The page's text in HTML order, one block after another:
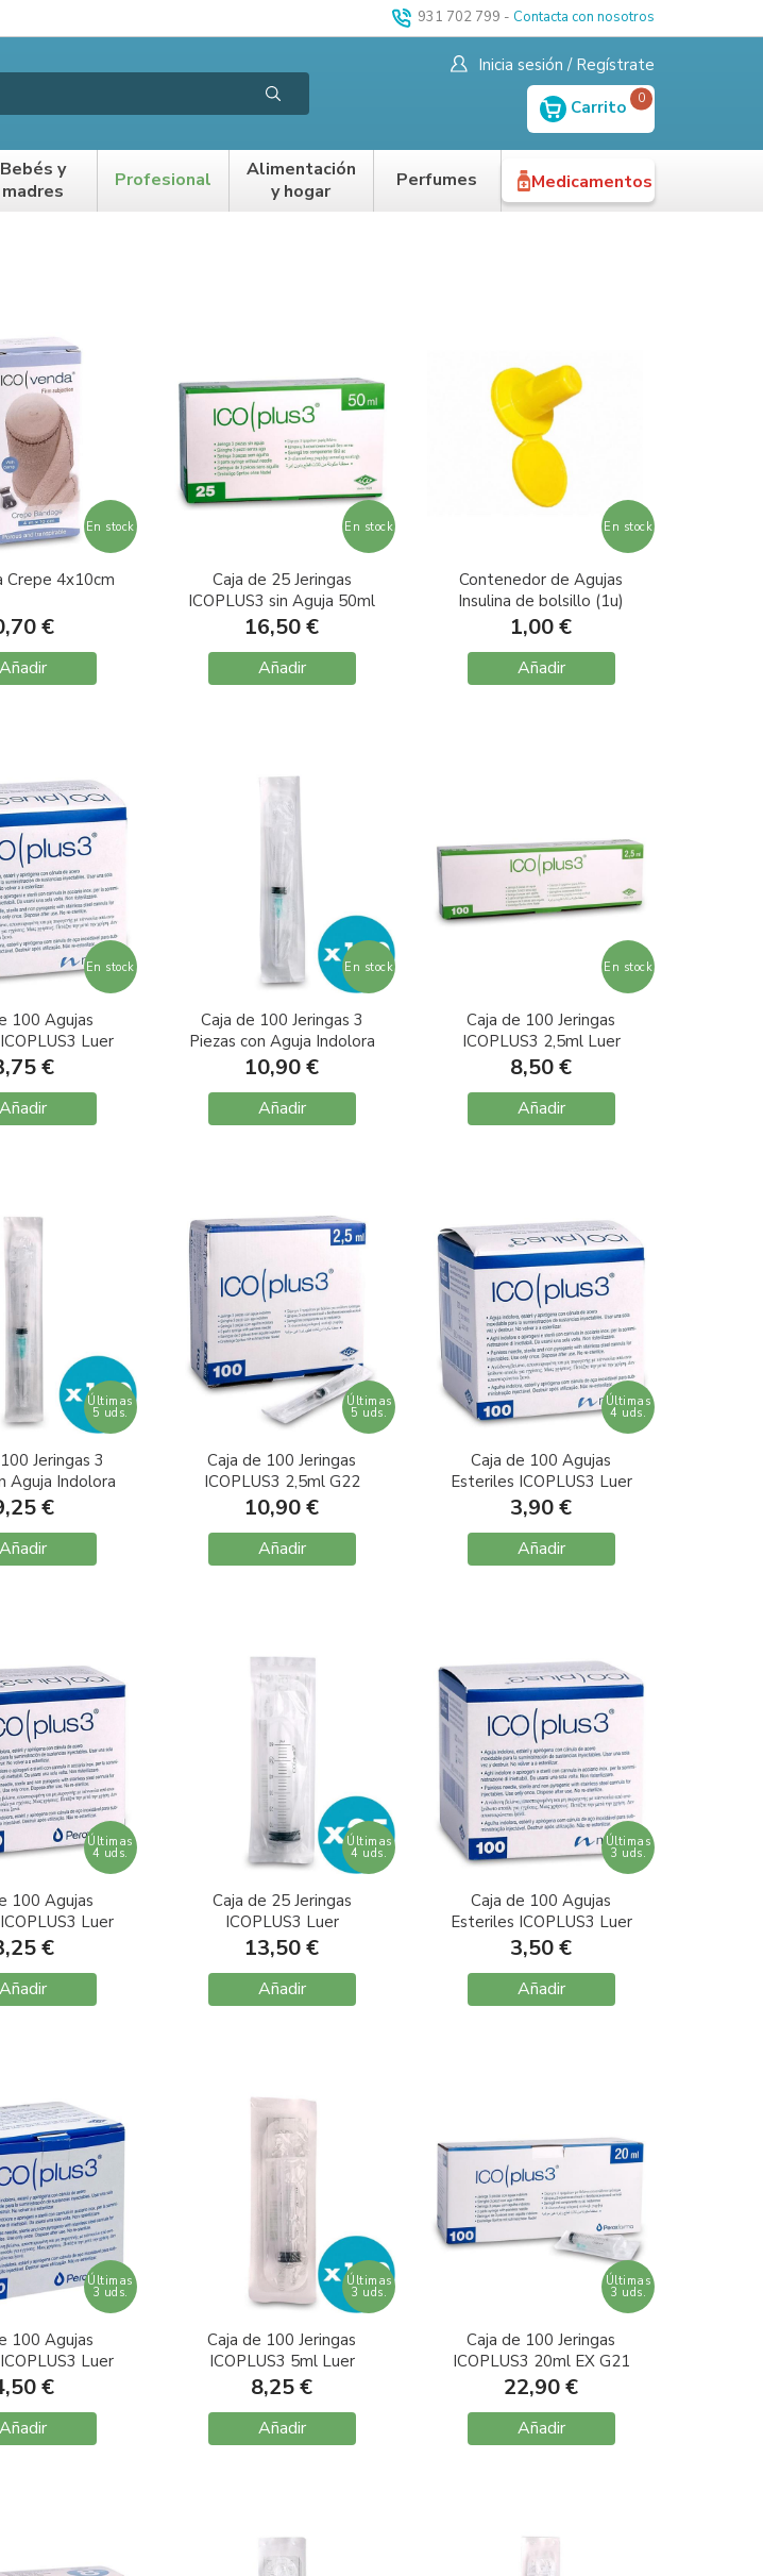
931 702 799 - Contacta con nosotros
Inicia sesión / Regístrate
Carrito 0
Bebés y
madres
Profesional
Alimentación
y hogar
Perfumes Medicamentos
En stock
Crepe 4x10cm
€
Añadir
En stock
Caja de 25 Jeringas
ICOPLUS3 sin Aguja 50ml
Luer Lock
16,50 €
Añadir
En stock
Contenedor de Agujas
Insulina de bolsillo (1u)
1,00 €
Añadir
En stock
100 Agujas
Luer
0,8X40mm
€
Añadir
En stock
Caja de 100 Jeringas 3
Piezas con Aguja Indolora
ICOPLUS3 G21 0,8X40
5ml
10,90 €
Añadir
En stock
Caja de 100 Jeringas
ICOPLUS3 2,5ml Luer
Central sin aguja
8,50 €
Añadir
Últimas
5 uds.
Jeringas 3
Aguja Indolora
G21 0,8X40
2,5ml
€
Añadir
Últimas
5 uds.
Caja de 100 Jeringas
ICOPLUS3 2,5ml G22
0,7X30
10,90 €
Añadir
Últimas
4 uds.
Caja de 100 Agujas
Esteriles ICOPLUS3 Luer
G19 1,1X25mm
3,90 €
Añadir
Últimas
4 uds.
100 Agujas
Luer
0,7x30mm
€
Añadir
Últimas
4 uds.
Caja de 25 Jeringas
ICOPLUS3 Luer
Excentrico 50ml
13,50 €
Añadir
Últimas
3 uds.
Caja de 100 Agujas
Esteriles ICOPLUS3 Luer
G18 1,2x40
3,50 €
Añadir
Últimas
3 uds.
100 Agujas
Luer
0,8X25
€
Añadir
Últimas
3 uds.
Caja de 100 Jeringas
ICOPLUS3 5ml Luer
Central sin aguja
8,25 €
Añadir
Últimas
3 uds.
Caja de 100 Jeringas
ICOPLUS3 20ml EX G21
0,8X40
22,90 €
Añadir